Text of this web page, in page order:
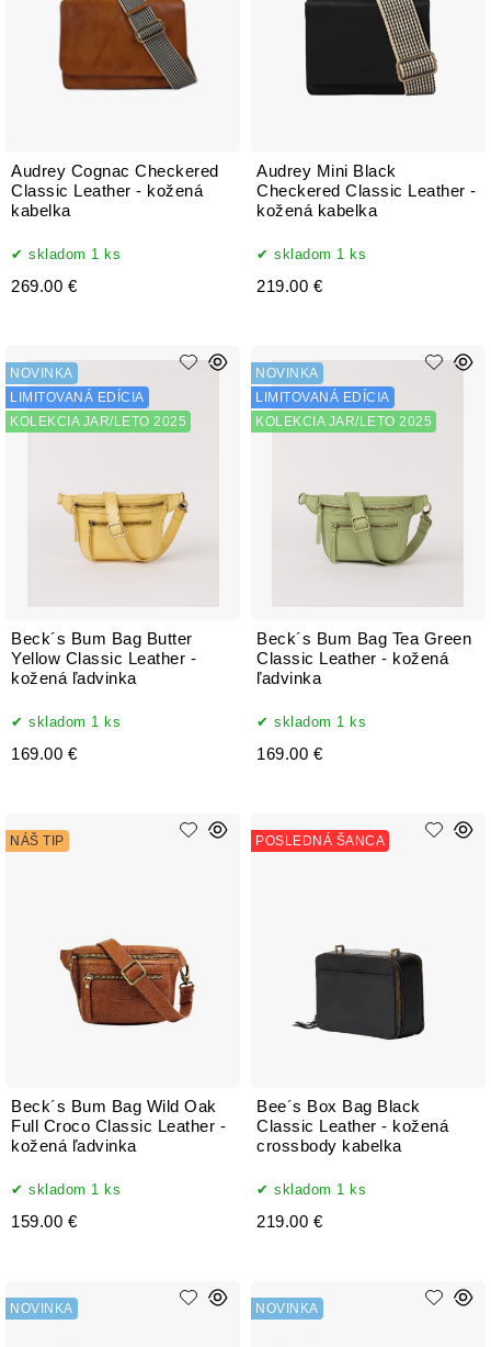
Audrey Cognac Checkered
Classic Leather - kožená
kabelka
skladom 1 ks
269.00 €
Audrey Mini Black
Checkered Classic Leather -
kožená kabelka
skladom 1 ks
219.00 €
Beck´s Bum Bag Butter
Yellow Classic Leather -
kožená ľadvinka
NOVINKA
LIMITOVANÁ EDÍCIA
KOLEKCIA JAR/LETO 2025
skladom 1 ks
169.00 €
Beck´s Bum Bag Tea Green
Classic Leather - kožená
ľadvinka
NOVINKA
LIMITOVANÁ EDÍCIA
KOLEKCIA JAR/LETO 2025
skladom 1 ks
169.00 €
Beck´s Bum Bag Wild Oak
Full Croco Classic Leather -
kožená ľadvinka
NÁŠ TIP
skladom 1 ks
159.00 €
Bee´s Box Bag Black
Classic Leather - kožená
crossbody kabelka
POSLEDNÁ ŠANCA
skladom 1 ks
219.00 €
NOVINKA NOVINKA